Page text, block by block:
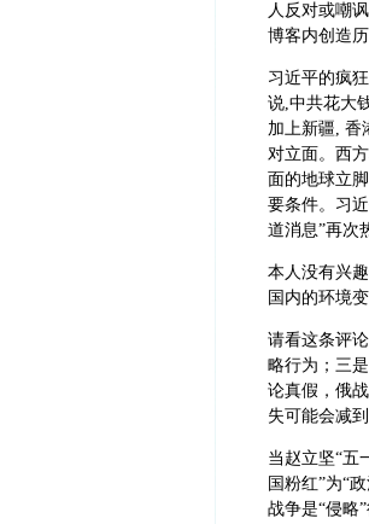
人反对或嘲
博客内创造
习近平的疯
说,中共花大
加上新疆, 香
对立面。西
面的地球立
要条件。习
道消息”再次
本人没有兴
国内的环境
请看这条评
略行为；三
论真假，俄
失可能会减
当赵立坚“五
国粉红”为“
战争是“侵略